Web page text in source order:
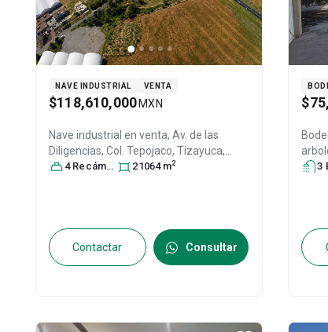
NAVE INDUSTRIAL VENTA
$118,610,000 MXN
Nave industrial en venta, Av. de las
Diligencias, Col. Tepojaco, Tizayuca,
Hidalgo, México, C.P. 43823
4 Recámara s 21064 m2
Contactar Consultar
3